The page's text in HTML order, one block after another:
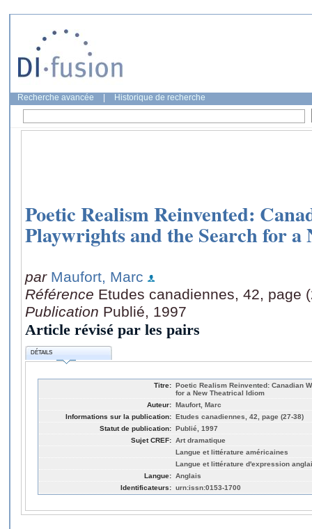
Recherche avancée Historique de recherche
Poetic Realism Reinvented:
Playwrights and the Search for
par Maufort, Marc
Référence Etudes canadiennes, 42, page
Publication Publié, 1997
Article révisé par les pairs
DÉTAILS
Titre: Poetic Realism Reinvented: Canadian
for a New Theatrical Idiom
Auteur: Maufort, Marc
Informations sur la publication: Etudes canadiennes, 42, page (27-38)
Statut de publication: Publié, 1997
Sujet CREF: Art dramatique
Langue et littérature américaines
Langue et littérature d'expression
Langue: Anglais
Identificateurs: urn:issn:0153-1700